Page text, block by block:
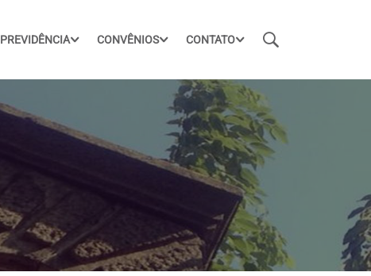
PREVIDÊNCIA CONVÊNIOS CONTATO